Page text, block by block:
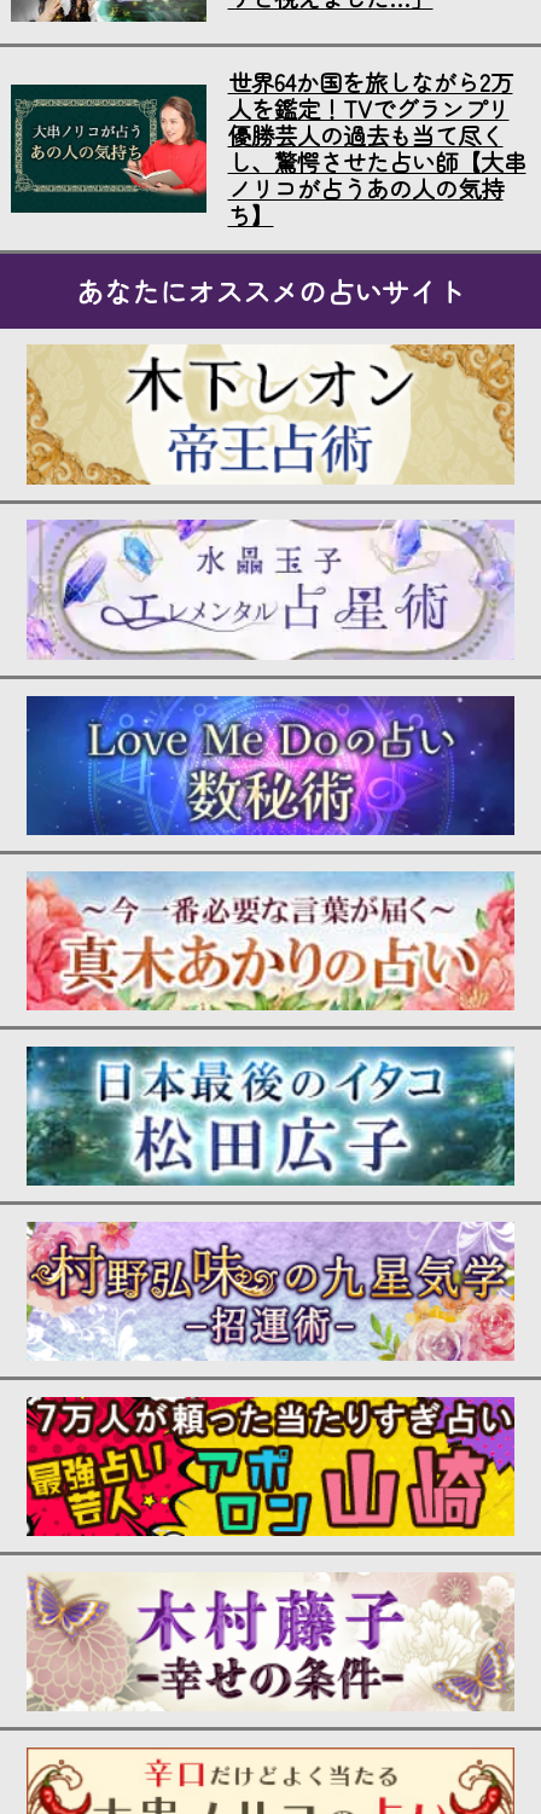
世界64か国を旅しながら2万
人を鑑定！TVでグランプリ
優勝芸人の過去も当て尽く
し、驚愕させた占い師【大串
ノリコが占うあの人の気持
ち】
あなたにオススメの占いサイト